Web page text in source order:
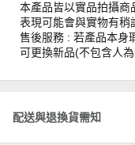
本產品皆以實品拍攝商
表現可能會與實物有稍
售後服務 : 若產品本身
可更換新品(不包含人
配送與退換貨需知